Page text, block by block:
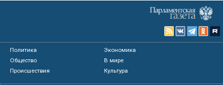
Политика
Экономика
Общество
В мире
Происшествия
Культура